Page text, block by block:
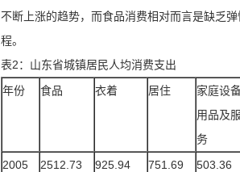
不断上涨的趋势，而食品消费相对而言是缺乏
程。
表2：山东省城镇居民人均消费支出
年份
食品 衣着 居住
家庭设
用品及服
务
2005 2512.73 925.94 751.69 503.36